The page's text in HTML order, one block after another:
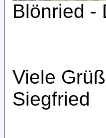
Blönried -
Viele
Siegfried